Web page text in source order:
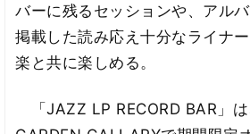
バーに残るセッションや、アル
掲載した読み応え十分なライナ
楽と共に楽しめる。
「JAZZ LP RECORD BAR」